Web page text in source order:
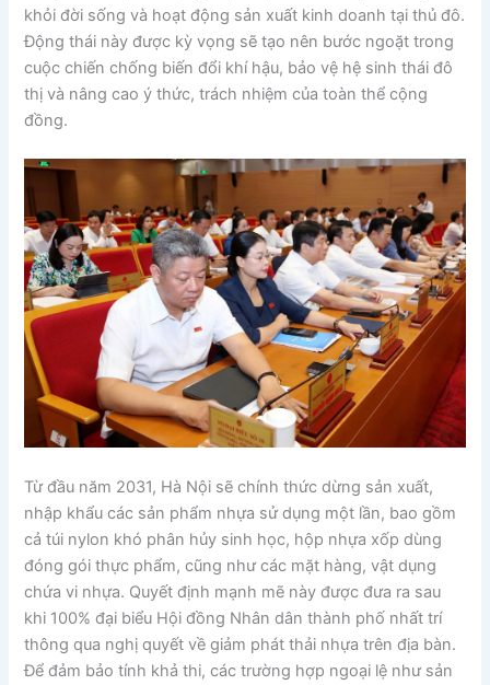
khỏi đời sống và hoạt động sản xuất kinh doanh tại thủ đô.
Động thái này được kỳ vọng sẽ tạo nên bước ngoặt trong
cuộc chiến chống biến đổi khí hậu, bảo vệ hệ sinh thái đô
thị và nâng cao ý thức, trách nhiệm của toàn thể cộng
đồng.
Từ đầu năm 2031, Hà Nội sẽ chính thức dừng sản xuất,
nhập khẩu các sản phẩm nhựa sử dụng một lần, bao gồm
cả túi nylon khó phân hủy sinh học, hộp nhựa xốp dùng
đóng gói thực phẩm, cũng như các mặt hàng, vật dụng
chứa vi nhựa. Quyết định mạnh mẽ này được đưa ra sau
khi 100% đại biểu Hội đồng Nhân dân thành phố nhất trí
thông qua nghị quyết về giảm phát thải nhựa trên địa bàn.
Để đảm bảo tính khả thi, các trường hợp ngoại lệ như sản